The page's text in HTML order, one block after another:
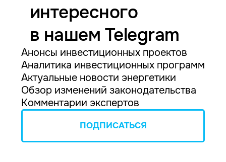
интересного
в нашем Telegram
Анонсы инвестиционных проектов
Аналитика инвестиционных программ
Актуальные новости энергетики
Обзор изменений законодательства
Комментарии экспертов
ПОДПИСАТЬСЯ